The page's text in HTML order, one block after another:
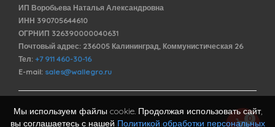
ИП Воробьева Наталья Александровна
ИНН 390705644610
ОГРНИП 326390000040631
Почтовый адрес: 236005 Калининград, Коммунистическая 26
Тел: +7 911 460-30-16
E-mail: sales@wallegro.ru
Договор оферты
Политика обработки персональных данных
0
Мы используем файлы cookie. Продолжая использовать сайт,
вы соглашаетесь с нашей Политикой обработки персональных